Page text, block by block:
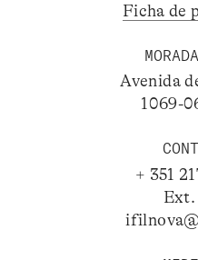
Ficha de
Avenida
1069-
+ 351
Ext.